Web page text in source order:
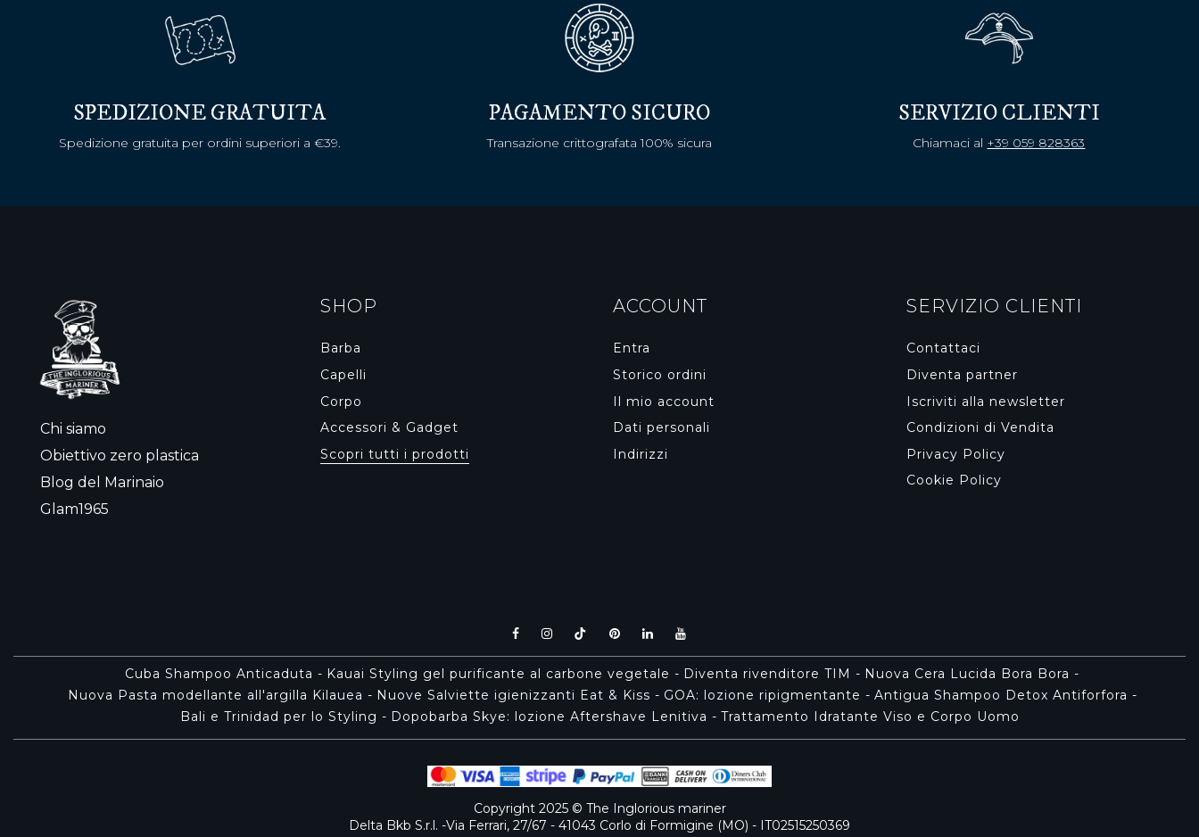
SPEDIZIONE GRATUITA
Spedizione gratuita per ordini superiori a €39.
PAGAMENTO SICURO
Transazione crittografata 100% sicura
SERVIZIO CLIENTI
Chiamaci al +39 059 828363
Chi siamo
Obiettivo zero plastica
Blog del Marinaio
Glam1965
SHOP
Barba
Capelli
Corpo
Accessori & Gadget
Scopri tutti i prodotti
ACCOUNT
Entra
Storico ordini
Il mio account
Dati personali
Indirizzi
SERVIZIO CLIENTI
Contattaci
Diventa partner
Iscriviti alla newsletter
Condizioni di Vendita
Privacy Policy
Cookie Policy
Cuba Shampoo Anticaduta - Kauai Styling gel purificante al carbone vegetale - Diventa rivenditore TIM - Nuova Cera Lucida Bora Bora -
Nuova Pasta modellante all'argilla Kilauea - Nuove Salviette igienizzanti Eat & Kiss - GOA: lozione ripigmentante - Antigua Shampoo Detox Antiforfora -
Bali e Trinidad per lo Styling - Dopobarba Skye: lozione Aftershave Lenitiva - Trattamento Idratante Viso e Corpo Uomo
Copyright 2025 © The Inglorious mariner
Delta Bkb S.r.l. -Via Ferrari, 27/67 - 41043 Corlo di Formigine (MO) - IT02515250369